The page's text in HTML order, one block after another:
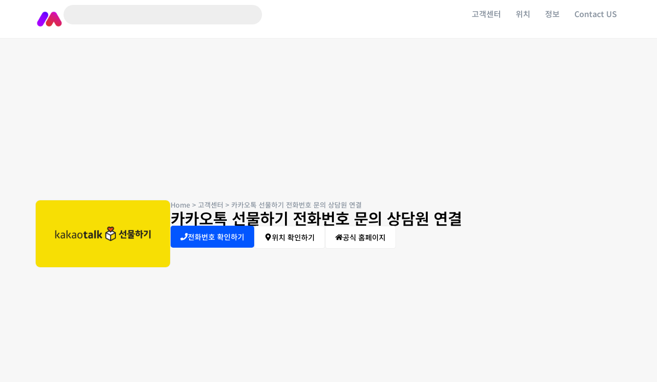
고객센터 위치 정보 Contact US
Home> 고객센터 > 카카오톡 선물하기 전화번호 문의 상담원 연결
카카오톡 선물하기 전화번호 문의 상담원 연결
전화번호 확인하기 위치 확인하기 공식 홈페이지